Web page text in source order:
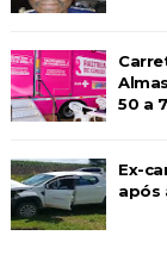
50 a
Ex-
após